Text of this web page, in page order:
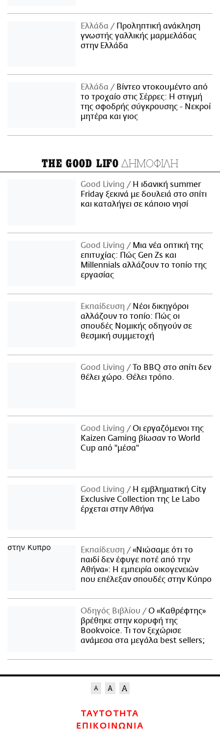
Ελλάδα
Προληπτική ανάκληση
γνωστής γαλλικής μαρμελάδας
στην Ελλάδα
Ελλάδα
Βίντεο ντοκουμέντο από
το τροχαίο στις Σέρρες: Η στιγμή
της σφοδρής σύγκρουσης - Νεκροί
μητέρα και γιος
THE GOOD LIFO ΔΗΜΟΦΙΛΗ
Good Living
Η ιδανική summer
Friday ξεκινά με δουλειά στο σπίτι
και καταλήγει σε κάποιο νησί
Good Living
Μια νέα οπτική της
επιτυχίας: Πώς Gen Zs και
Millennials αλλάζουν το τοπίο της
εργασίας
Εκπαίδευση
Νέοι δικηγόροι
αλλάζουν το τοπίο: Πώς οι
σπουδές Νομικής οδηγούν σε
θεσμική συμμετοχή
Good Living
Το BBQ στο σπίτι δεν
θέλει χώρο. Θέλει τρόπο.
Good Living
Οι εργαζόμενοι της
Kaizen Gaming βίωσαν το World
Cup από "μέσα"
Good Living
Η εμβληματική City
Exclusive Collection της Le Labo
έρχεται στην Αθήνα
Εκπαίδευση
«Νιώσαμε ότι το
παιδί δεν έφυγε ποτέ από την
Αθήνα»: Η εμπειρία οικογενειών
που επέλεξαν σπουδές στην Κύπρο
Οδηγός Βιβλίου
Ο «Καθρέφτης»
βρέθηκε στην κορυφή της
Bookvoice. Τι τον ξεχώρισε
ανάμεσα στα μεγάλα best sellers;
ΤΑΥΤΟΤΗΤΑ
ΕΠΙΚΟΙΝΩΝΙΑ